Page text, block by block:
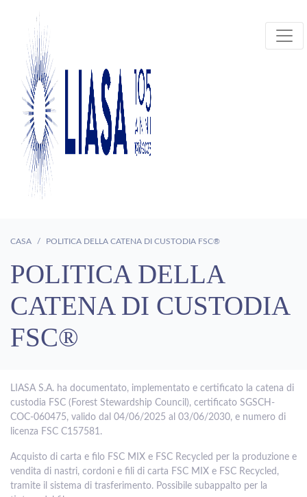
CASA POLITICA DELLA CATENA DI CUSTODIA FSC®
POLITICA DELLA
CATENA DI CUSTODIA
FSC®
LIASA S.A. ha documentato, implementato e certificato la catena di
custodia FSC (Forest Stewardship Council), certificato SGSCH-
COC-060475, valido dal 04/06/2025 al 03/06/2030, e numero di
licenza FSC C157581.
Acquisto di carta e filo FSC MIX e FSC Recycled per la produzione e
vendita di nastri, cordoni e fili di carta FSC MIX e FSC Recycled,
tramite il sistema di trasferimento. Possibile subappalto per la